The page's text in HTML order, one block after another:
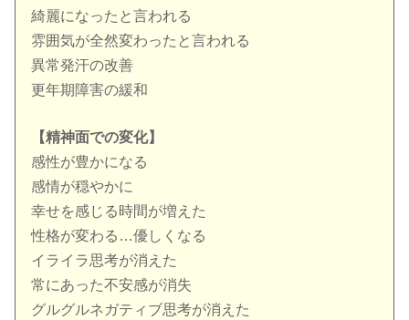
綺麗になったと言われる
雰囲気が全然変わったと言われる
異常発汗の改善
更年期障害の緩和
【精神面での変化】
感性が豊かになる
感情が穏やかに
幸せを感じる時間が増えた
性格が変わる…優しくなる
イライラ思考が消えた
常にあった不安感が消失
グルグルネガティブ思考が消えた